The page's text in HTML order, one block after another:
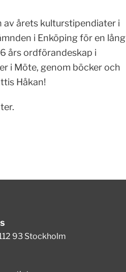
av årets kulturstipendiater i
i Enköping för en lång
års ordförandeskap i
i Möte, genom böcker och
Håkan!
93 Stockholm